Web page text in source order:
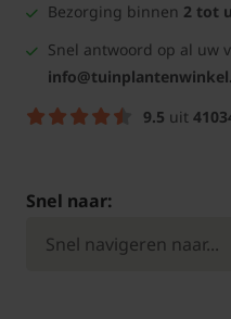
Bezorging binnen 2 tot
Snel antwoord op al uw
9.5 uit
Snel naar: